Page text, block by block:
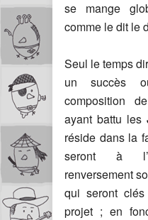
se mange
comme le dit le
Seul le temps
un succès
composition
ayant battu les
réside dans la
seront à
renversement
qui seront
projet ; en